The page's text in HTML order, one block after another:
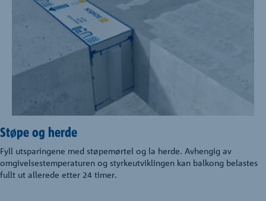
Støpe og herde
Fyll utsparingene med støpemørtel og la herde. Avhengig av
omgivelsestemperaturen og styrkeutviklingen kan balkong belastes
fullt ut allerede etter 24 timer.